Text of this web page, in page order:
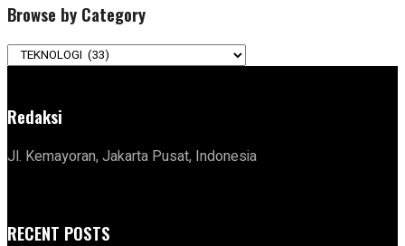
Browse by Category
Browse
Redaksi
Jl. Kemayoran, Jakarta Pusat, Indonesia
RECENT POSTS